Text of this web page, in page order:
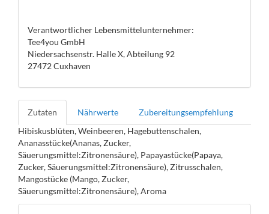
Verantwortlicher Lebensmittelunternehmer:
Tee4you GmbH
Niedersachsenstr. Halle X, Abteilung 92
27472 Cuxhaven
Zutaten Nährwerte
Zubereitungsempfehlung
Hibiskusblüten, Weinbeeren, Hagebuttenschalen,
Ananasstücke(Ananas, Zucker,
Säuerungsmittel:Zitronensäure), Papayastücke(Papaya,
Zucker, Säuerungsmittel:Zitronensäure), Zitrusschalen,
Mangostücke (Mango, Zucker,
Säuerungsmittel:Zitronensäure), Aroma